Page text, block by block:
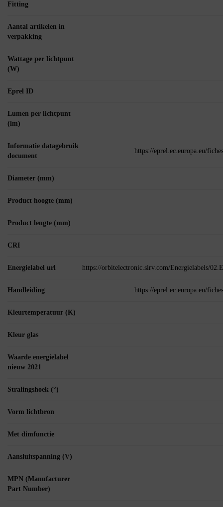
Fitting
Aantal artikelen in
verpakking
Wattage per lichtpunt
(W)
Eprel ID
Lumen per lichtpunt
(lm)
Informatie datagebruik
document
https://eprel.ec.europa.eu/
Diameter (mm)
Product hoogte (mm)
Product lengte (mm)
CRI
Energielabel url https://orbitelectronic.sirv.com/Energielabels/
Handleiding https://eprel.ec.europa.eu/
Kleurtemperatuur (K)
Kleur glas
Waarde energielabel
nieuw 2021
Stralingshoek (°)
Vorm lichtbron
Met dimfunctie
Aansluitspanning (V)
MPN (Manufacturer
Part Number)